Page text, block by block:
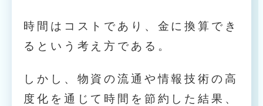
時間はコストであり、金に換算でき
るという考え方である。
しかし、物資の流通や情報技術の高
度化を通じて時間を節約した結果、